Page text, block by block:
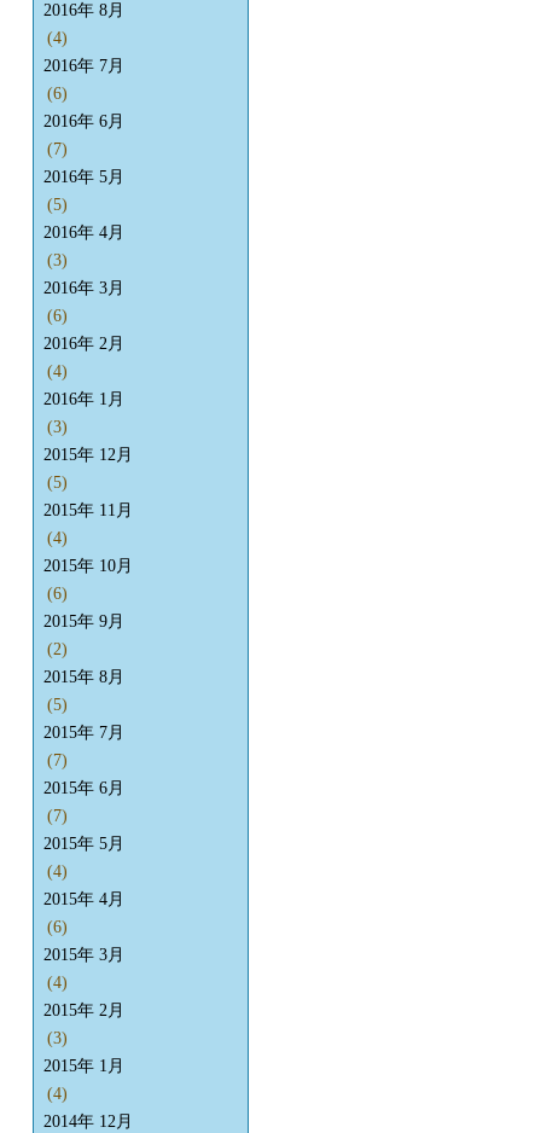
2016年 8月
(4)
2016年 7月
(6)
2016年 6月
(7)
2016年 5月
(5)
2016年 4月
(3)
2016年 3月
(6)
2016年 2月
(4)
2016年 1月
(3)
2015年 12月
(5)
2015年 11月
(4)
2015年 10月
(6)
2015年 9月
(2)
2015年 8月
(5)
2015年 7月
(7)
2015年 6月
(7)
2015年 5月
(4)
2015年 4月
(6)
2015年 3月
(4)
2015年 2月
(3)
2015年 1月
(4)
2014年 12月